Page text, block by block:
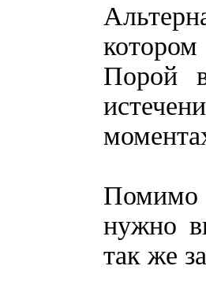
Порой
Помимо
нужно
так же